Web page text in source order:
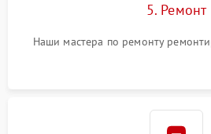
5. Ремонт
Наши мастера по ремонту